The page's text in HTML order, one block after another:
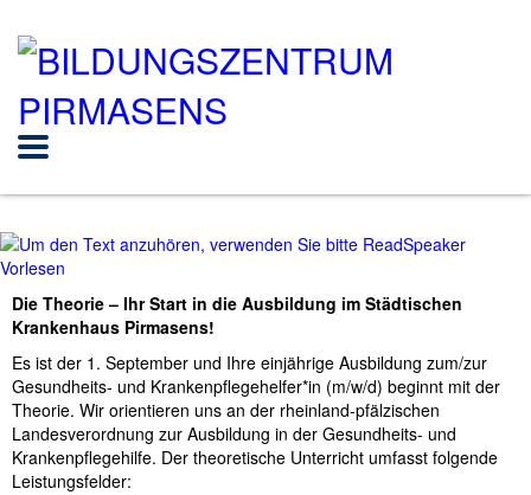
Vorlesen
Die Theorie – Ihr Start in die Ausbildung im Städtischen
Krankenhaus Pirmasens!
Es ist der 1. September und Ihre einjährige Ausbildung zum/zur
Gesundheits- und Krankenpflegehelfer*in (m/w/d) beginnt mit der
Theorie. Wir orientieren uns an der rheinland-pfälzischen
Landesverordnung zur Ausbildung in der Gesundheits- und
Krankenpflegehilfe. Der theoretische Unterricht umfasst folgende
Leistungsfelder: